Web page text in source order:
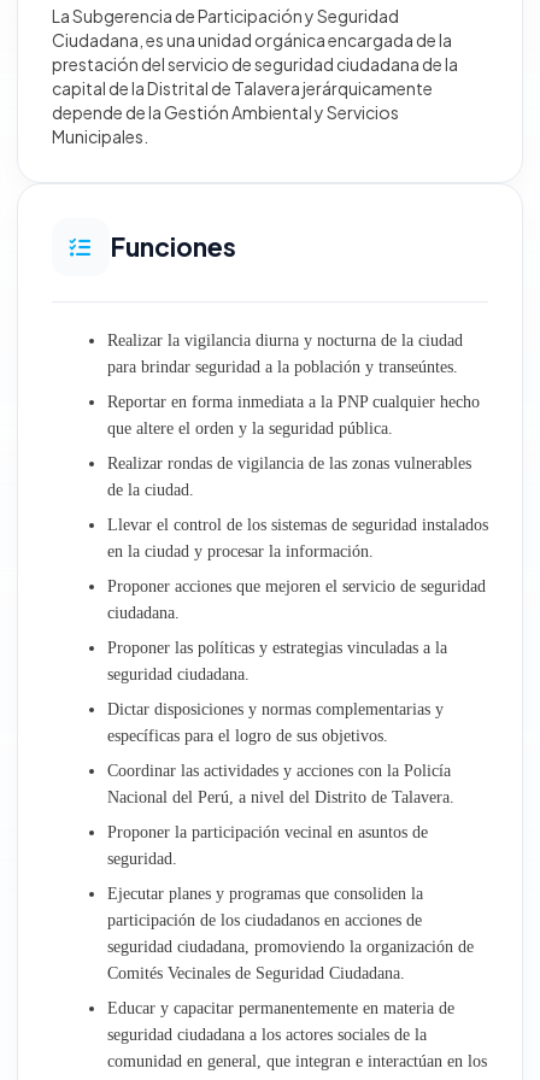
Desarrollo Territorial e Infraestructura
Obras
Atención al Ciudadano y Gestión Documentaria
Trámite Documentario
Archivo Central
Relaciones Públicas e Imagen Institucional
Administración
Recursos Humanos
Planeamiento y Presupuesto
La Subgerencia de Participación y Seguridad
Ciudadana, es una unidad orgánica encargada de la
prestación del servicio de seguridad ciudadana de la
capital de la Distrital de Talavera jerárquicamente
depende de la Gestión Ambiental y Servicios
Municipales.
Funciones
Realizar la vigilancia diurna y nocturna de la ciudad
para brindar seguridad a la población y transeúntes.
Reportar en forma inmediata a la PNP cualquier hecho
que altere el orden y la seguridad pública.
Realizar rondas de vigilancia de las zonas vulnerables
de la ciudad.
Llevar el control de los sistemas de seguridad instalados
en la ciudad y procesar la información.
Proponer acciones que mejoren el servicio de seguridad
ciudadana.
Proponer las políticas y estrategias vinculadas a la
seguridad ciudadana.
Dictar disposiciones y normas complementarias y
específicas para el logro de sus objetivos.
Coordinar las actividades y acciones con la Policía
Nacional del Perú, a nivel del Distrito de Talavera.
Proponer la participación vecinal en asuntos de
seguridad.
Ejecutar planes y programas que consoliden la
participación de los ciudadanos en acciones de
seguridad ciudadana, promoviendo la organización de
Comités Vecinales de Seguridad Ciudadana.
Educar y capacitar permanentemente en materia de
seguridad ciudadana a los actores sociales de la
comunidad en general, que integran e interactúan en los